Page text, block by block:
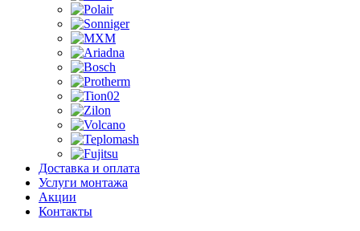
Доставка и оплата
Услуги монтажа
Акции
Контакты